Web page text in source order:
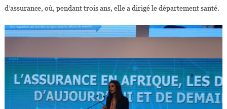
d’assurance, où, pendant trois ans, elle a dirigé le département santé.